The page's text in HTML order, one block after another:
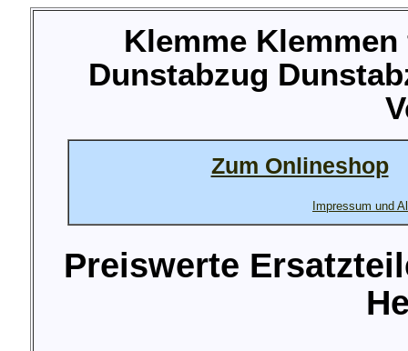
Klemme
Dunstabzug
Zum Onlineshop
Impressum und
Preiswerte